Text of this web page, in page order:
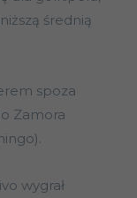
średnią
spoza
Zamora
wygrał